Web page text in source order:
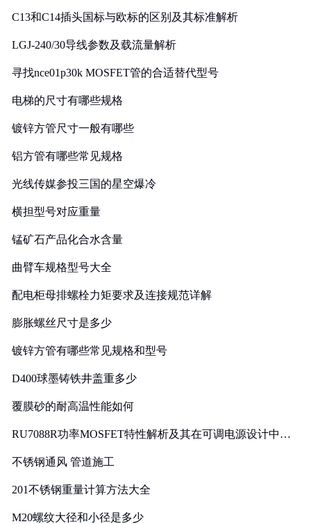
C13和C14插头国标与欧标的区别及其标准解析
LGJ-240/30导线参数及载流量解析
寻找nce01p30k MOSFET管的合适替代型号
电梯的尺寸有哪些规格
镀锌方管尺寸一般有哪些
铝方管有哪些常见规格
光线传媒参投三国的星空爆冷
横担型号对应重量
锰矿石产品化合水含量
曲臂车规格型号大全
配电柜母排螺栓力矩要求及连接规范详解
膨胀螺丝尺寸是多少
镀锌方管有哪些常见规格和型号
D400球墨铸铁井盖重多少
覆膜砂的耐高温性能如何
RU7088R功率MOSFET特性解析及其在可调电源设计中的
不锈钢通风 管道施工
201不锈钢重量计算方法大全
M20螺纹大径和小径是多少